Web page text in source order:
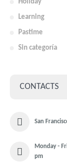
Holiday
Learning
Pastime
Sin categoría
CONTACTS
San
Monday -
pm